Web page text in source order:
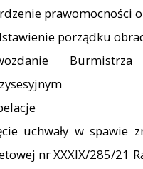
prawomocności
porządku
uchwały w spawie
nr XXXIX/285/21